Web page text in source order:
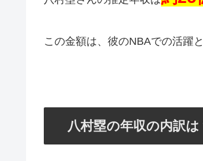
この金額は、彼のNBAでの活躍
八村塁の年収の内訳は